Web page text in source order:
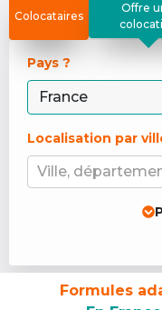
Colocataires
Offre
Pays ?
Localisation par
Ville,
Formules